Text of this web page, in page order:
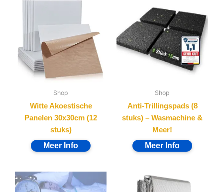
Shop
Witte Akoestische
Panelen 30x30cm (12
stuks)
Shop
Anti-Trillingspads (8
stuks) – Wasmachine &
Meer!